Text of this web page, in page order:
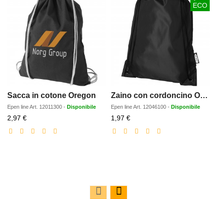
Sacca in cotone Oregon
Epen lineArt. 12011300 - Disponibile
2,97 €Prezzo
scontato
ECO
Zaino con cordoncino Oriole in PET riciclato - 5L
Epen lineArt. 12046100 - Disponibile
1,97 €Prezzo
scontato